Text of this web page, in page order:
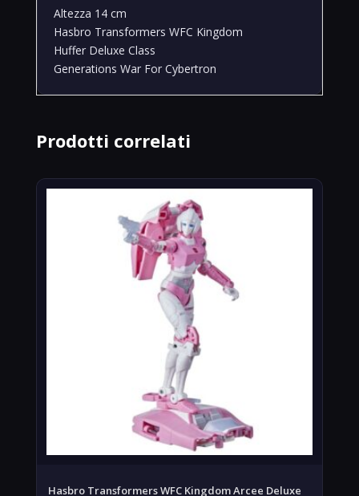
Altezza 14 cm
Hasbro Transformers WFC Kingdom
Huffer Deluxe Class
Generations War For Cybertron
Prodotti correlati
Hasbro Transformers WFC Kingdom Arcee Deluxe